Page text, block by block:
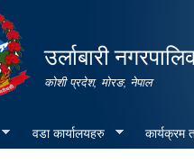
उर्लाबारी
कोशी प्रदेश, माेरङ, नेपाल
वडा कार्यालयहरु कार्यक्रम